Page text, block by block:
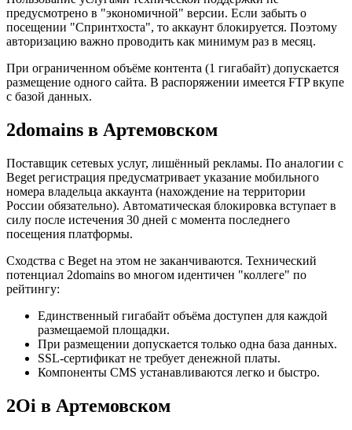
предусмотрено в "экономичной" версии. Если забыть о
посещении "Спринтхоста", то аккаунт блокируется. Поэтому
авторизацию важно проводить как минимум раз в месяц.
При ограниченном объёме контента (1 гигабайт) допускается
размещение одного сайта. В распоряжении имеется FTP вкупе
с базой данных.
2domains в Артемовском
Поставщик сетевых услуг, лишённый рекламы. По аналогии с
Beget регистрация предусматривает указание мобильного
номера владельца аккаунта (нахождение на территории
России обязательно). Автоматическая блокировка вступает в
силу после истечения 30 дней с момента последнего
посещения платформы.
Сходства с Beget на этом не заканчиваются. Технический
потенциал 2domains во многом идентичен "коллеге" по
рейтингу:
Единственный гигабайт объёма доступен для каждой
размещаемой площадки.
При размещении допускается только одна база данных.
SSL-сертификат не требует денежной платы.
Компоненты CMS устанавливаются легко и быстро.
2Oi в Артемовском